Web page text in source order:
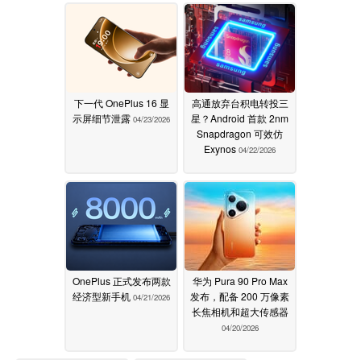
下一代 OnePlus 16 显
示屏细节泄露 04/23/2026
高通放弃台积电转投三
星？Android 首款 2nm
Snapdragon 可效仿
Exynos 04/22/2026
OnePlus 正式发布两款
经济型新手机 04/21/2026
华为 Pura 90 Pro Max
发布，配备 200 万像素
长焦相机和超大传感器
04/20/2026